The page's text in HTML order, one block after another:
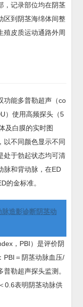
，记录部位均在阴茎
区到阴茎海绵体间整
殖皮质运动通路外周
功能多普勒超声（co
）使用高频探头（5
及白膜的实时图
以不同颜色显示不同
处于勃起状态均可清
脉和背动脉，在ED
的金标准。
脉造影诊断阴茎动
，PBI）是评价阴
PBI＝阴茎动脉血压/
勒超声探头监测。
0.6表明阴茎动脉供